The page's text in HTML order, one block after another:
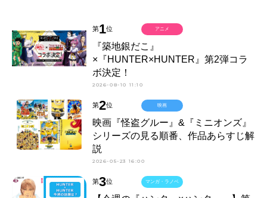
第1位
『築地銀だこ』
×『HUNTER×HUNTER』第2弾コラ
ボ決定！
2026-08-10 11:10
アニメ
第2位
映画『怪盗グルー』&『ミニオンズ』
シリーズの見る順番、作品あらすじ解
説
2026-05-23 16:00
映画
第3位 マンガ・ラノベ